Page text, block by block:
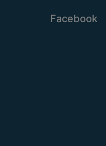
Facebook